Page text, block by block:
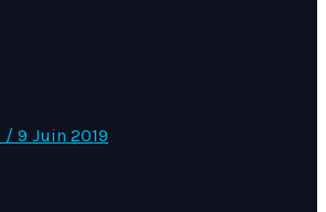
9 Juin 2019